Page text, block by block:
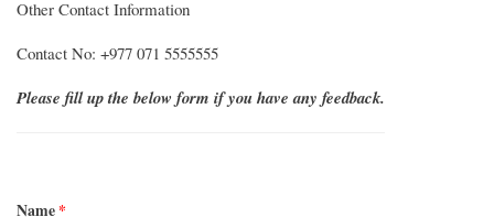
Other Contact Information
Contact No: +977 071 5555555
Please fill up the below form if you have any feedback.
Name*